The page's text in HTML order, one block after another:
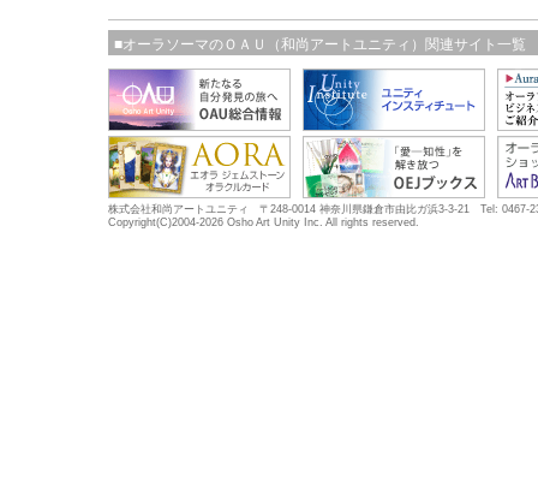
■オーラソーマのＯＡＵ（和尚アートユニティ）関連サイト一覧
株式会社和尚アートユニティ 〒248-0014 神奈川県鎌倉市由比ガ浜3-3-21 Tel: 0467-
Copyright(C)2004-2026 Osho Art Unity Inc. All rights reserved.